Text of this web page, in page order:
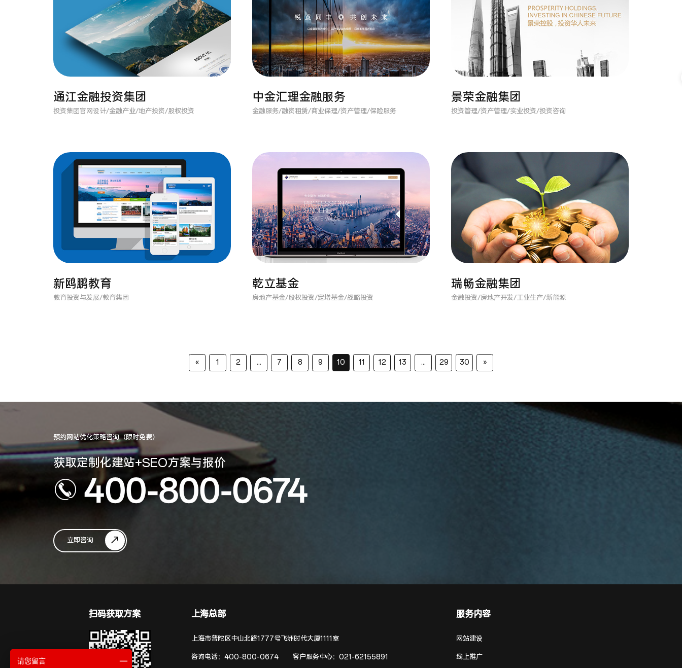
通江金融投资集团
投资集团官网设计/金融产业/地产投资/股权投资
中金汇理金融服务
金融服务/融资租赁/商业保理/资产管理/保险服务
景荣金融集团
投资管理/资产管理/实业投资/投资咨询
新鸥鹏教育
教育投资与发展/教育集团
乾立基金
房地产基金/股权投资/定增基金/战略投资
瑞畅金融集团
金融投资/房地产开发/工业生产/新能源
« 1 2 ... 7 8 9 10 11 12 13 ... 29 30 »
预约网站优化策略咨询（限时免费）
获取定制化建站+SEO方案与报价
400-800-0674
立即咨询
扫码获取方案 上海总部
上海市普陀区中山北路1777号飞洲时代大厦1111室
咨询电话：400-800-0674 客户服务中心：021-62155891
服务内容
网站建设
线上推广
请您留言